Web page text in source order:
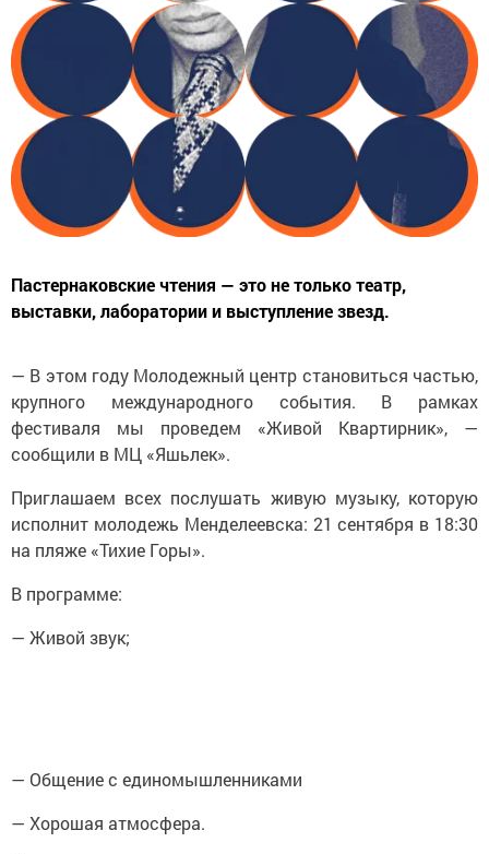
Пастернаковские чтения — это не только театр,
выставки, лаборатории и выступление звезд.
— В этом году Молодежный центр становиться частью,
крупного международного события. В рамках
фестиваля мы проведем «Живой Квартирник», —
сообщили в МЦ «Яшьлек».
Приглашаем всех послушать живую музыку, которую
исполнит молодежь Менделеевска: 21 сентября в 18:30
на пляже «Тихие Горы».
В программе:
— Живой звук;
— Общение с единомышленниками
— Хорошая атмосфера.